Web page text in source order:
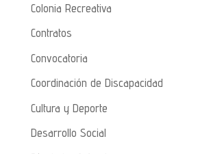
Colonia Recreativa
Contratos
Convocatoria
Coordinación de Discapacidad
Cultura y Deporte
Desarrollo Social